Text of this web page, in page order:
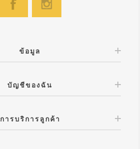
ข้อมูล
บัญชีของฉัน
การบริการลูกค้า